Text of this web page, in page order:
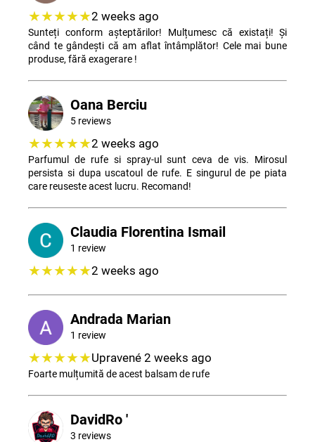
★★★★★2 weeks ago
Sunteți conform așteptărilor! Mulțumesc că existați! Și
când te gândești că am aflat întâmplător! Cele mai bune
produse, fără exagerare !
Oana Berciu
5 reviews
★★★★★2 weeks ago
Parfumul de rufe si spray-ul sunt ceva de vis. Mirosul
persista si dupa uscatoul de rufe. E singurul de pe piata
care reuseste acest lucru. Recomand!
Claudia Florentina Ismail
1 review
★★★★★2 weeks ago
Andrada Marian
1 review
★★★★★Upravené 2 weeks ago
Foarte mulțumită de acest balsam de rufe
DavidRo '
3 reviews